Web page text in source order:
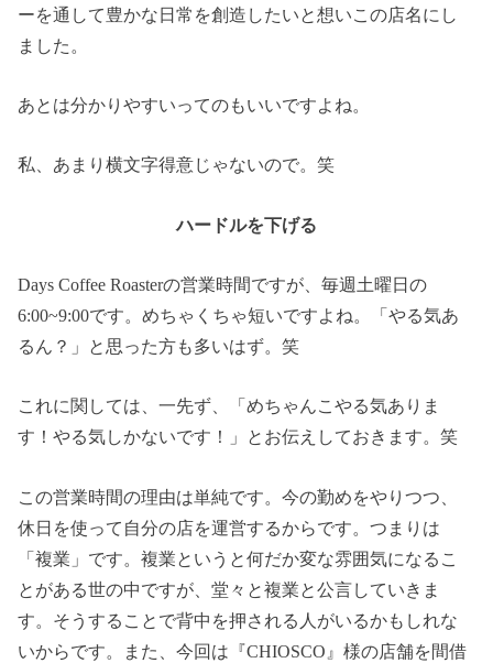
ーを通して豊かな日常を創造したいと想いこの店名にし
ました。
あとは分かりやすいってのもいいですよね。
私、あまり横文字得意じゃないので。笑
ハードルを下げる
Days Coffee Roasterの営業時間ですが、毎週土曜日の
6:00~9:00です。めちゃくちゃ短いですよね。「やる気あ
るん？」と思った方も多いはず。笑
これに関しては、一先ず、「めちゃんこやる気ありま
す！やる気しかないです！」とお伝えしておきます。笑
この営業時間の理由は単純です。今の勤めをやりつつ、
休日を使って自分の店を運営するからです。つまりは
「複業」です。複業というと何だか変な雰囲気になるこ
とがある世の中ですが、堂々と複業と公言していきま
す。そうすることで背中を押される人がいるかもしれな
いからです。また、今回は『CHIOSCO』様の店舗を間借